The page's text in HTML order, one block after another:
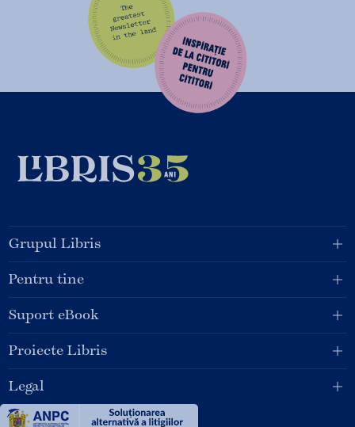
Grupul Libris
Pentru tine
Suport eBook
Proiecte Libris
Legal